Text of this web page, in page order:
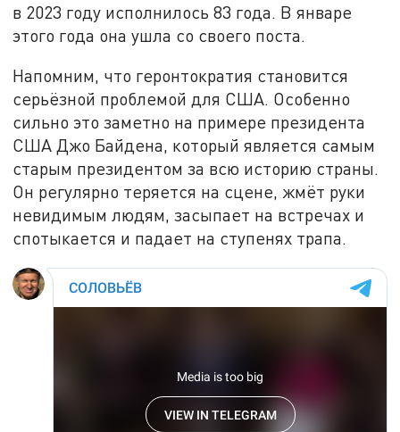
в 2023 году исполнилось 83 года. В январе
этого года она ушла со своего поста.
Напомним, что геронтократия становится
серьёзной проблемой для США. Особенно
сильно это заметно на примере президента
США Джо Байдена, который является самым
старым президентом за всю историю страны.
Он регулярно теряется на сцене, жмёт руки
невидимым людям, засыпает на встречах и
спотыкается и падает на ступенях трапа.